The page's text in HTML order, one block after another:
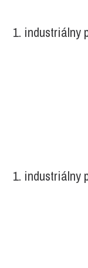
1. industriálny
1. industriálny